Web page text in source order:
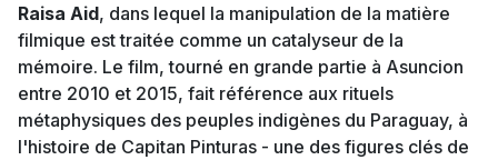
Raisa Aid, dans lequel la manipulation de la matière
filmique est traitée comme un catalyseur de la
mémoire. Le film, tourné en grande partie à Asuncion
entre 2010 et 2015, fait référence aux rituels
métaphysiques des peuples indigènes du Paraguay, à
l'histoire de Capitan Pinturas - une des figures clés de